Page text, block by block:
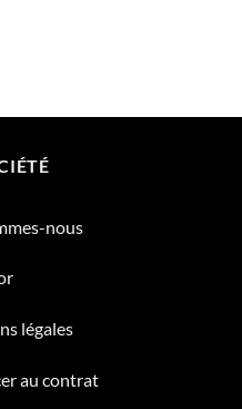
nous
légales
au contrat